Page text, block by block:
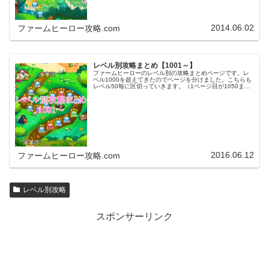
ファームヒーロー攻略.com 2014.06.02
レベル別攻略まとめ【1001～】
ファームヒーローのレベル別の攻略まとめページです。レ
ベル1000を超えてきたのでページを分けました。こちらも
レベル50毎に区切っていきます。（1ページ目が1050ま
ファームヒーロー攻略.com 2016.06.12
レベル別攻略
スポンサーリンク